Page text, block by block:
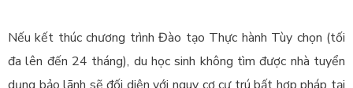
Nếu kết thúc chương trình Đào tạo Thực hành Tùy chọn (tối
đa lên đến 24 tháng), du học sinh không tìm được nhà tuyển